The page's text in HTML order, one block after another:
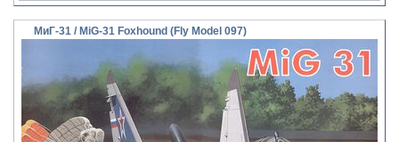
МиГ-31 / MiG-31 Foxhound (Fly Model 097)